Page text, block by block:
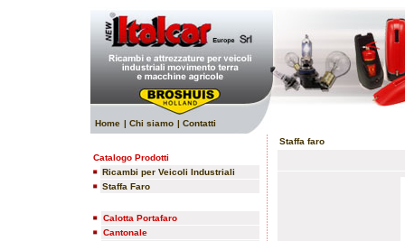
Home | Chi siamo | Contatti
Catalogo Prodotti
Ricambi per Veicoli Industriali
Staffa Faro
Calotta Portafaro
Cantonale
Staffa faro